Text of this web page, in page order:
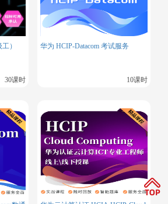
在VUE网站购买考试券并预约考场
提供了更多的灵活性和便利。这种
认证方式，使得MySQL OCP成为
望在MySQL领域提升技能的专业人
哪种数据库认证更受老板欢迎，还
标、所在行业特点以及企业需求进
）
30课时
华为 HCIP-Datacom 考试服务
10课时